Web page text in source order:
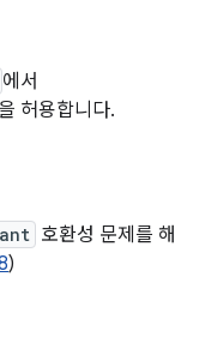
에서
을 허용합니다.
호환성 문제를 해
)